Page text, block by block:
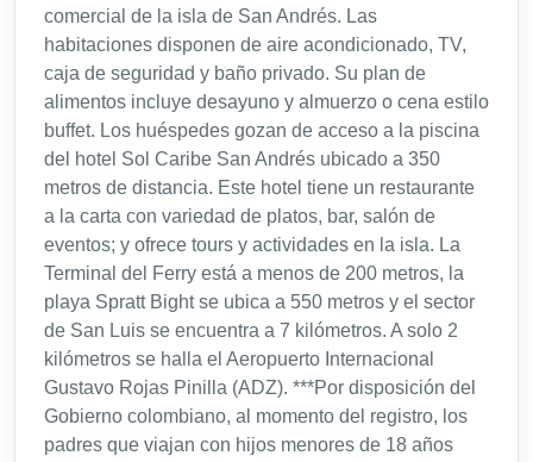
comercial de la isla de San Andrés. Las
habitaciones disponen de aire acondicionado, TV,
caja de seguridad y baño privado. Su plan de
alimentos incluye desayuno y almuerzo o cena estilo
buffet. Los huéspedes gozan de acceso a la piscina
del hotel Sol Caribe San Andrés ubicado a 350
metros de distancia. Este hotel tiene un restaurante
a la carta con variedad de platos, bar, salón de
eventos; y ofrece tours y actividades en la isla. La
Terminal del Ferry está a menos de 200 metros, la
playa Spratt Bight se ubica a 550 metros y el sector
de San Luis se encuentra a 7 kilómetros. A solo 2
kilómetros se halla el Aeropuerto Internacional
Gustavo Rojas Pinilla (ADZ). ***Por disposición del
Gobierno colombiano, al momento del registro, los
padres que viajan con hijos menores de 18 años